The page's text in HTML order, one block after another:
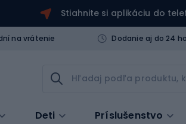
Stiahnite si aplikáciu do
na vrátenie Dodanie aj do 24
Deti Príslušenstvo